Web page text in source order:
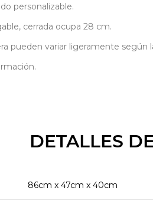
personalizable.
cerrada ocupa 28 cm.
pueden variar ligeramente según
DETALLES
86cm x 47cm x 40cm